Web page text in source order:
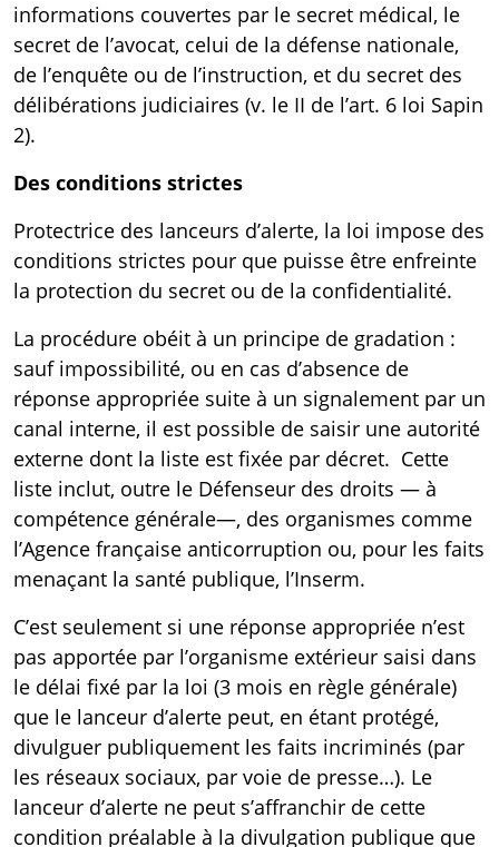
informations couvertes par le secret médical, le
secret de l’avocat, celui de la défense nationale,
de l’enquête ou de l’instruction, et du secret des
délibérations judiciaires (v. le II de l’art. 6 loi Sapin
2).
Des conditions strictes
Protectrice des lanceurs d’alerte, la loi impose des
conditions strictes pour que puisse être enfreinte
la protection du secret ou de la confidentialité.
La procédure obéit à un principe de gradation :
sauf impossibilité, ou en cas d’absence de
réponse appropriée suite à un signalement par un
canal interne, il est possible de saisir une autorité
externe dont la liste est fixée par décret. Cette
liste inclut, outre le Défenseur des droits — à
compétence générale—, des organismes comme
l’Agence française anticorruption ou, pour les faits
menaçant la santé publique, l’Inserm.
C’est seulement si une réponse appropriée n’est
pas apportée par l’organisme extérieur saisi dans
le délai fixé par la loi (3 mois en règle générale)
que le lanceur d’alerte peut, en étant protégé,
divulguer publiquement les faits incriminés (par
les réseaux sociaux, par voie de presse…). Le
lanceur d’alerte ne peut s’affranchir de cette
condition préalable à la divulgation publique que